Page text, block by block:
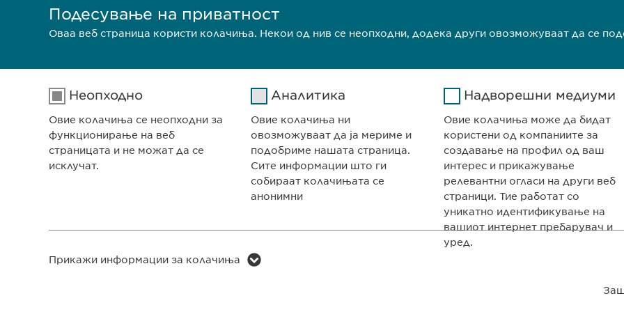
СЕДИШТЕ НА КОМПАНИЈАТА
Антон Попов 1-2/3
Скопје, Северна Македонија
КОНТАКТ
Телефон: +389
Факс: +389 (0)2
Подесување на приватност
Оваа веб страница користи колачиња. Некои од нив се неопходни, додека други овозможуваат да се
Неопходно
Овие колачиња се неопходни за
функционирање на веб
страницата и не можат да се
исклучат.
Аналитика
Овие колачиња ни
овозможуваат да ја мериме и
подобриме нашата страница.
Сите информации што ги
собираат колачињата се
анонимни
Име
Надворешни медиуми
Овие колачиња може да бидат
користени од компаниите за
создавање на профил од ваш
интерес и прикажување
релевантни огласи на други веб
страници. Тие работат со
уникатно идентификување на
вашиот интернет пребарувач и
уред.
Име
Прикажи информации за колачиња